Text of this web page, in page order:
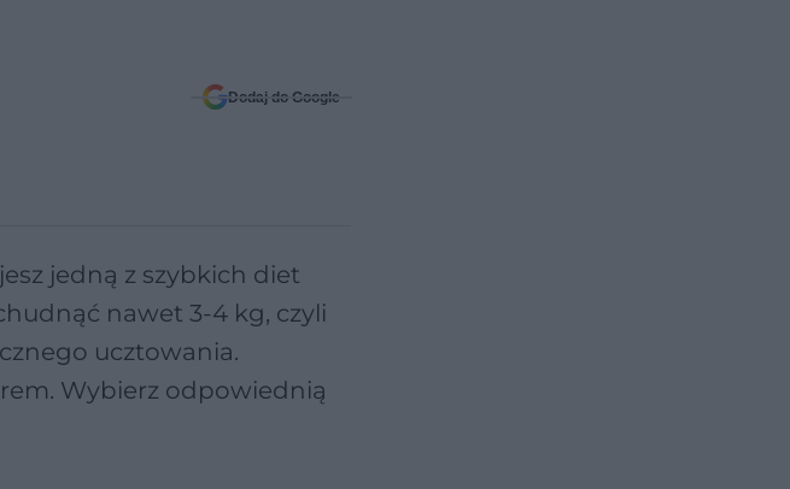
Dodaj do Google
jedną z szybkich diet
nawet 3-4 kg, czyli
ucztowania.
Wybierz odpowiednią